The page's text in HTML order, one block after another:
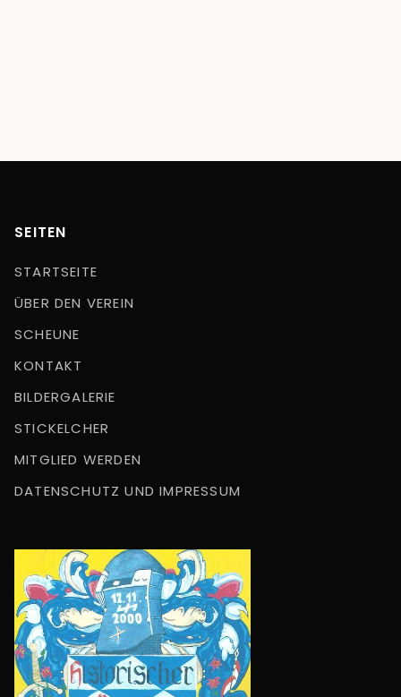
SEITEN
STARTSEITE
ÜBER DEN VEREIN
SCHEUNE
KONTAKT
BILDERGALERIE
STICKELCHER
MITGLIED WERDEN
DATENSCHUTZ UND IMPRESSUM